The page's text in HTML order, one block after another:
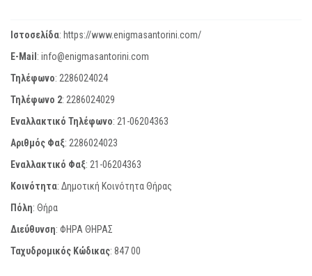
Ιστοσελίδα: https://www.enigmasantorini.com/
E-Mail: info@enigmasantorini.com
Τηλέφωνο: 2286024024
Τηλέφωνο 2: 2286024029
Εναλλακτικό Τηλέφωνο: 21-06204363
Αριθμός Φαξ: 2286024023
Εναλλακτικό Φαξ: 21-06204363
Κοινότητα: Δημοτική Κοινότητα Θήρας
Πόλη: Θήρα
Διεύθυνση: ΦΗΡΑ ΘΗΡΑΣ
Ταχυδρομικός Κώδικας: 847 00